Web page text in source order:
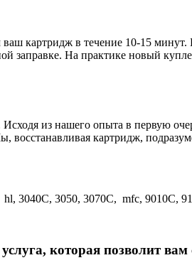
картридж в течение 10-15 минут.
заправке. На практике новый
из нашего опыта в первую
картридж,
hl, 3040C, 3050, 3070C, mfc, 9010C,
которая позволит